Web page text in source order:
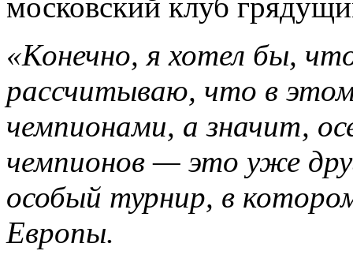
«Конечно, я хотел бы,
рассчитываю, что в
чемпионами, а значит,
чемпионов — это уже
особый турнир, в
Европы.